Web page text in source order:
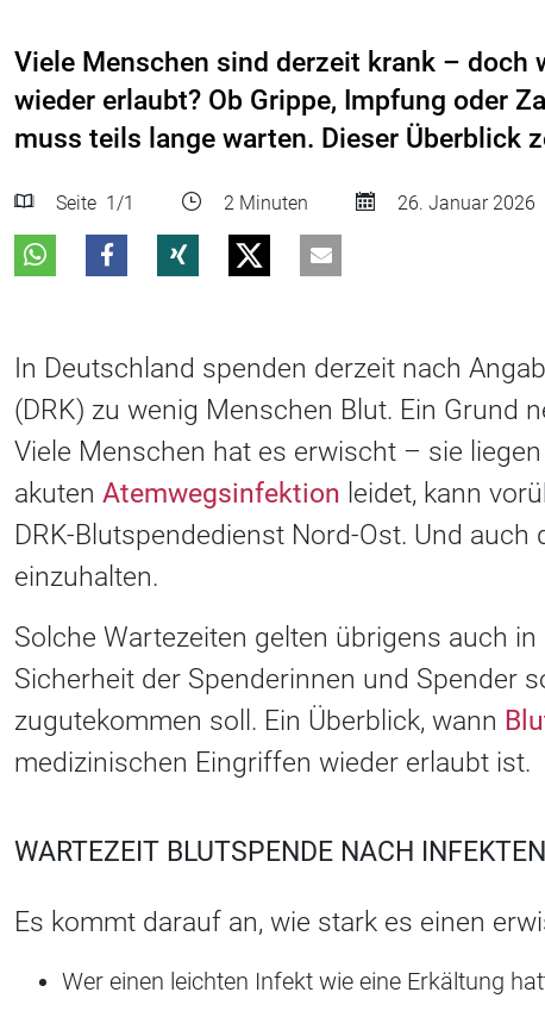
Viele Menschen sind derzeit krank – doch
wieder erlaubt? Ob Grippe, Impfung oder
muss teils lange warten. Dieser Überblick
Seite 1 /1 2 Minuten 26. Januar 2026
In Deutschland spenden derzeit nach
(DRK) zu wenig Menschen Blut. Ein Grund
Viele Menschen hat es erwischt – sie
akuten Atemwegsinfektion leidet, kann
DRK-Blutspendedienst Nord-Ost. Und
einzuhalten.
Solche Wartezeiten gelten übrigens auch
Sicherheit der Spenderinnen und Spender
zugutekommen soll. Ein Überblick, wann
medizinischen Eingriffen wieder erlaubt ist.
WARTEZEIT BLUTSPENDE NACH INFEKTEN
Es kommt darauf an, wie stark es einen
Wer einen leichten Infekt wie eine Erkältung